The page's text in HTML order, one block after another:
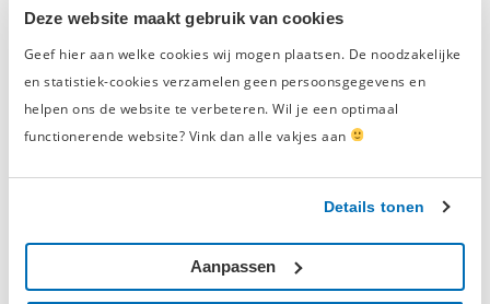
Deze website maakt gebruik van cookies
Geef hier aan welke cookies wij mogen plaatsen. De noodzakelijke
en statistiek-cookies verzamelen geen persoonsgegevens en
helpen ons de website te verbeteren. Wil je een optimaal
functionerende website? Vink dan alle vakjes aan
Details tonen
Aanpassen
Geverifieerde beoordeling
J. Diepstraten
‘Stevig’
woensdag 6 februari 2019